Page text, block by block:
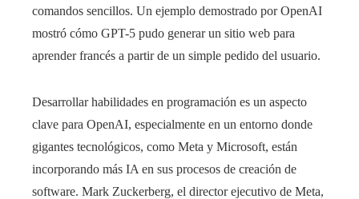
comandos sencillos. Un ejemplo demostrado por OpenAI
mostró cómo GPT-5 pudo generar un sitio web para
aprender francés a partir de un simple pedido del usuario.
Desarrollar habilidades en programación es un aspecto
clave para OpenAI, especialmente en un entorno donde
gigantes tecnológicos, como Meta y Microsoft, están
incorporando más IA en sus procesos de creación de
software. Mark Zuckerberg, el director ejecutivo de Meta,